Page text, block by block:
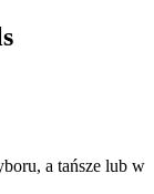
a tańsze lub w